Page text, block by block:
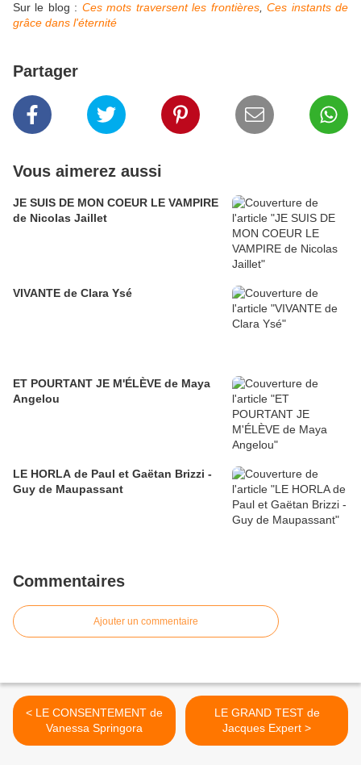
Sur le blog : Ces mots traversent les frontières,Ces instants de
grâce dans l'éternité
Partager
Vous aimerez aussi
JE SUIS DE MON COEUR LE VAMPIRE
de Nicolas Jaillet
VIVANTE de Clara Ysé
ET POURTANT JE M'ÉLÈVE de Maya
Angelou
LE HORLA de Paul et Gaëtan Brizzi -
Guy de Maupassant
Commentaires
Ajouter un commentaire
< LE CONSENTEMENT de
Vanessa Springora
LE GRAND TEST de
Jacques Expert >